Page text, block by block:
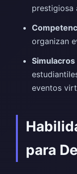
prestigiosa
organizan
Simulacros
eventos
para